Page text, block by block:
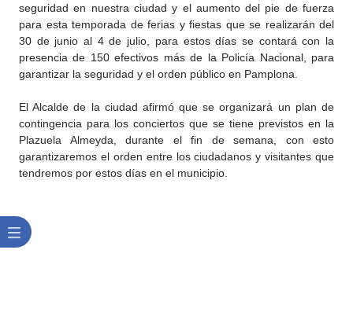
seguridad en nuestra ciudad y el aumento del pie de fuerza
para esta temporada de ferias y fiestas que se realizarán del
30 de junio al 4 de julio, para estos días se contará con la
presencia de 150 efectivos más de la Policía Nacional, para
garantizar la seguridad y el orden público en Pamplona.
El Alcalde de la ciudad afirmó que se organizará un plan de
contingencia para los conciertos que se tiene previstos en la
Plazuela Almeyda, durante el fin de semana, con esto
garantizaremos el orden entre los ciudadanos y visitantes que
tendremos por estos días en el municipio.